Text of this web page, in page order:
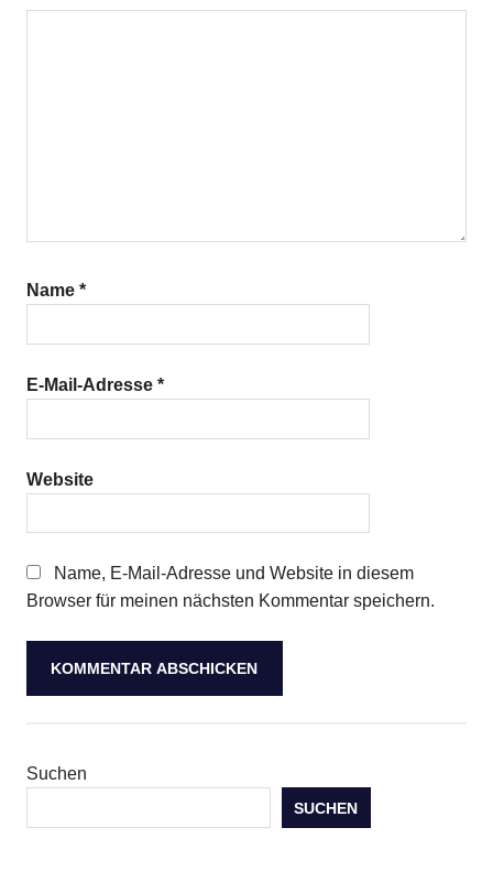
Name *
E-Mail-Adresse *
Website
Name, E-Mail-Adresse und Website in diesem
Browser für meinen nächsten Kommentar speichern.
Suchen
SUCHEN